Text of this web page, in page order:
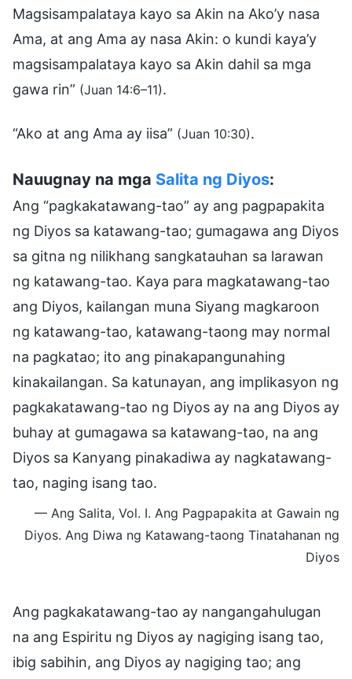
Magsisampalataya kayo sa Akin na Ako’y nasa
Ama, at ang Ama ay nasa Akin: o kundi kaya’y
magsisampalataya kayo sa Akin dahil sa mga
gawa rin” (Juan 14:6–11).
“Ako at ang Ama ay iisa” (Juan 10:30).
Nauugnay na mga Salita ng Diyos:
Ang “pagkakatawang-tao” ay ang pagpapakita
ng Diyos sa katawang-tao; gumagawa ang Diyos
sa gitna ng nilikhang sangkatauhan sa larawan
ng katawang-tao. Kaya para magkatawang-tao
ang Diyos, kailangan muna Siyang magkaroon
ng katawang-tao, katawang-taong may normal
na pagkatao; ito ang pinakapangunahing
kinakailangan. Sa katunayan, ang implikasyon ng
pagkakatawang-tao ng Diyos ay na ang Diyos ay
buhay at gumagawa sa katawang-tao, na ang
Diyos sa Kanyang pinakadiwa ay nagkatawang-
tao, naging isang tao.
— Ang Salita, Vol. I. Ang Pagpapakita at Gawain ng
Diyos. Ang Diwa ng Katawang-taong Tinatahanan ng
Diyos
Ang pagkakatawang-tao ay nangangahulugan
na ang Espiritu ng Diyos ay nagiging isang tao,
ibig sabihin, ang Diyos ay nagiging tao; ang